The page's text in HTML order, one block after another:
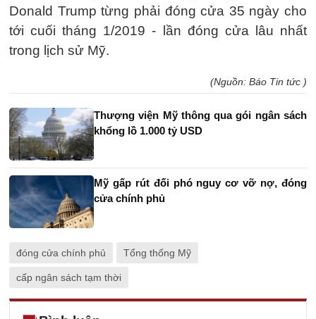
Donald Trump từng phải đóng cửa 35 ngày cho
tới cuối tháng 1/2019 - lần đóng cửa lâu nhất
trong lịch sử Mỹ.
(Nguồn: Báo Tin tức )
Thượng viện Mỹ thông qua gói ngân sách
khổng lồ 1.000 tỷ USD
Mỹ gấp rút đối phó nguy cơ vỡ nợ, đóng
cửa chính phủ
đóng cửa chính phủ Tổng thống Mỹ
cấp ngân sách tạm thời